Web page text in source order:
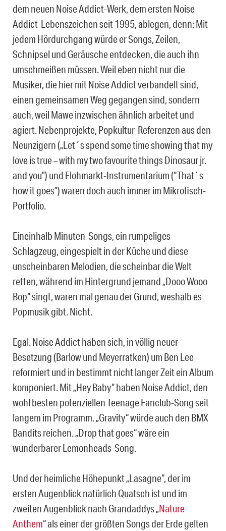
dem neuen Noise Addict-Werk, dem ersten Noise
Addict-Lebenszeichen seit 1995, ablegen, denn: Mit
jedem Hördurchgang würde er Songs, Zeilen,
Schnipsel und Geräusche entdecken, die auch ihn
umschmeißen müssen. Weil eben nicht nur die
Musiker, die hier mit Noise Addict verbandelt sind,
einen gemeinsamen Weg gegangen sind, sondern
auch, weil Mawe inzwischen ähnlich arbeitet und
agiert. Nebenprojekte, Popkultur-Referenzen aus den
Neunzigern („Let´s spend some time showing that my
love is true – with my two favourite things Dinosaur jr.
and you”) und Flohmarkt-Instrumentarium (“That´s
how it goes”) waren doch auch immer im Mikrofisch-
Portfolio.
Eineinhalb Minuten-Songs, ein rumpeliges
Schlagzeug, eingespielt in der Küche und diese
unscheinbaren Melodien, die scheinbar die Welt
retten, während im Hintergrund jemand „Dooo Wooo
Bop“ singt, waren mal genau der Grund, weshalb es
Popmusik gibt. Nicht.
Egal. Noise Addict haben sich, in völlig neuer
Besetzung (Barlow und Meyerratken) um Ben Lee
reformiert und in bestimmt nicht langer Zeit ein Album
komponiert. Mit „Hey Baby“ haben Noise Addict, den
wohl besten potenziellen Teenage Fanclub-Song seit
langem im Programm. „Gravity“ würde auch den BMX
Bandits reichen. „Drop that goes“ wäre ein
wunderbarer Lemonheads-Song.
Und der heimliche Höhepunkt „Lasagne“, der im
ersten Augenblick natürlich Quatsch ist und im
zweiten Augenblick nach Grandaddys „Nature
Anthem“ als einer der größten Songs der Erde gelten